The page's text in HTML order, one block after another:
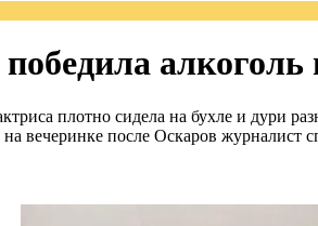
алкоголь
плотно сидела на бухле и дури
вечеринке после Оскаров журналист